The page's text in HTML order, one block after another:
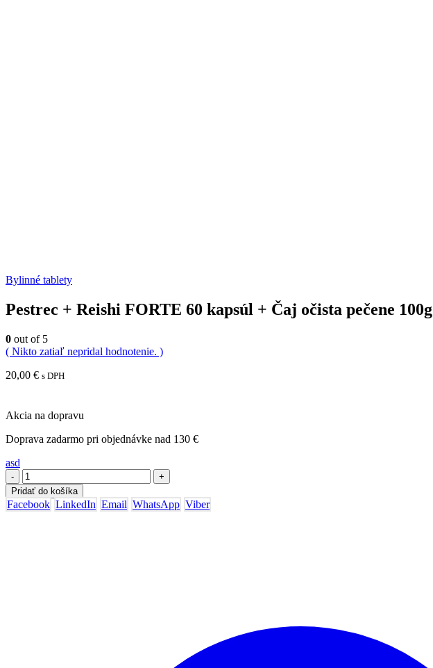
Bylinné tablety
Pestrec + Reishi FORTE 60 kapsúl + Čaj očista pečene 100g
0 out of 5
( Nikto zatiaľ nepridal hodnotenie. )
20,00 € s DPH
Akcia na dopravu
Doprava zadarmo pri objednávke nad 130 €
asd
-
+
Pridať do košíka
Facebook LinkedIn Email WhatsApp Viber